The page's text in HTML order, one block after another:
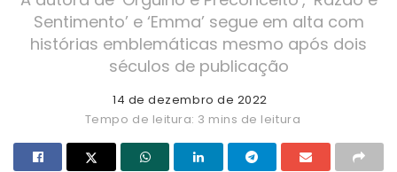
Sentimento’ e ‘Emma’ segue em alta com
histórias emblemáticas mesmo após dois
séculos de publicação
14 de dezembro de 2022
Tempo de leitura: 3 mins de leitura